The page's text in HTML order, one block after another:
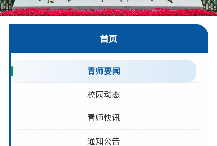
首页
青师要闻
校园动态
青师快讯
通知公告